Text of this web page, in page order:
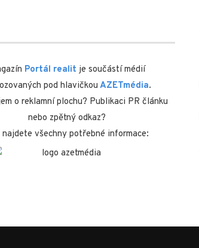
Portál realit je součástí médií
pod hlavičkou AZETmédia.
o reklamní plochu? Publikaci PR článku
nebo zpětný odkaz?
najdete všechny potřebné informace: